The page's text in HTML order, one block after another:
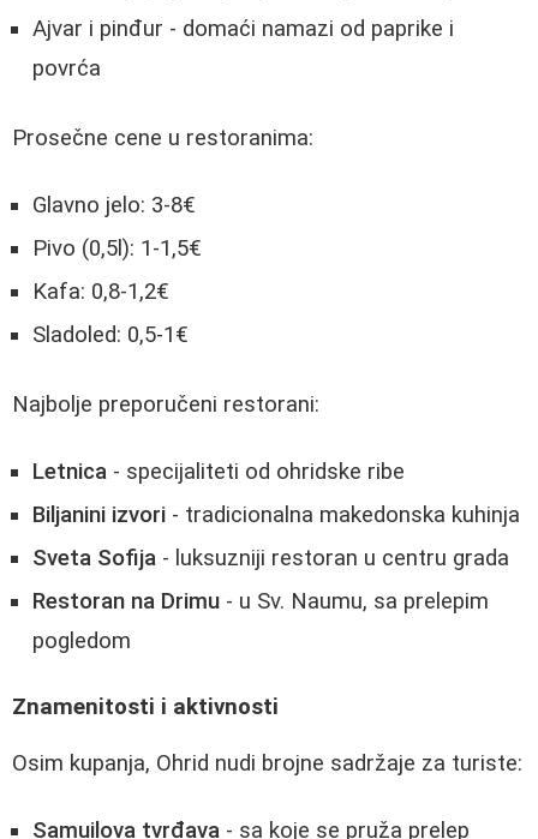
Ajvar i pinđur - domaći namazi od paprike i
povrća
Prosečne cene u restoranima:
Glavno jelo: 3-8€
Pivo (0,5l): 1-1,5€
Kafa: 0,8-1,2€
Sladoled: 0,5-1€
Najbolje preporučeni restorani:
Letnica - specijaliteti od ohridske ribe
Biljanini izvori - tradicionalna makedonska kuhinja
Sveta Sofija - luksuzniji restoran u centru grada
Restoran na Drimu - u Sv. Naumu, sa prelepim
pogledom
Znamenitosti i aktivnosti
Osim kupanja, Ohrid nudi brojne sadržaje za turiste:
Samuilova tvrđava - sa koje se pruža prelep